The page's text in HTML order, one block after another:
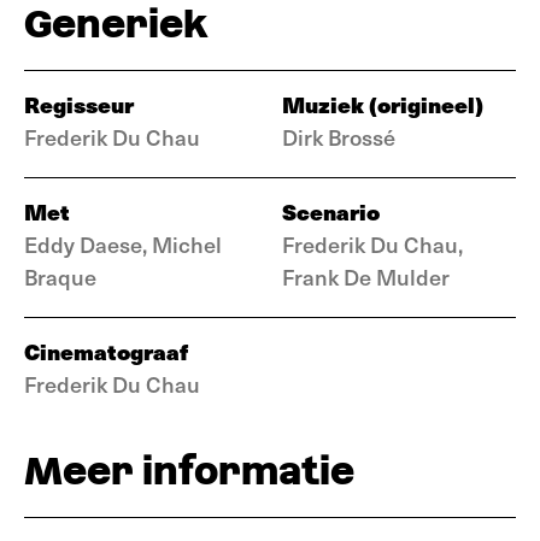
Generiek
Regisseur
Frederik Du Chau
Muziek (origineel)
Dirk Brossé
Met
Eddy Daese, Michel
Braque
Scenario
Frederik Du Chau,
Frank De Mulder
Cinematograaf
Frederik Du Chau
Meer informatie